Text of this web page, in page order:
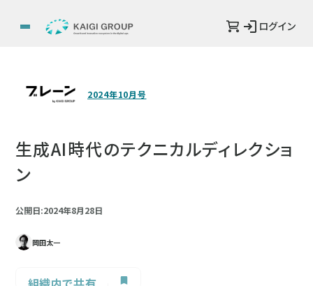
ログイン
2024年10月号
生成AI時代のテクニカルディレクショ
ン
公開日:2024年8月28日
岡田太一